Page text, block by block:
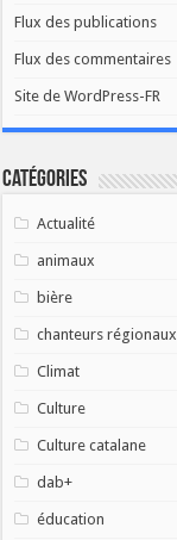
Flux des publications
Flux des commentaires
Site de WordPress-FR
Catégories
Actualité
animaux
bière
chanteurs régionaux
Climat
Culture
Culture catalane
dab+
éducation